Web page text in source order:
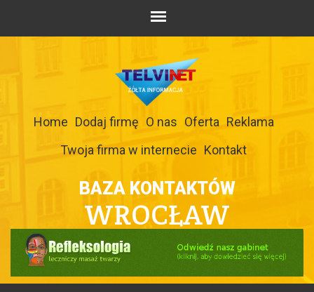
Home Dodaj firmę O nas Oferta Reklama
Twoja firma w internecie Kontakt
BAZA KONTAKTÓW
WROCŁAW